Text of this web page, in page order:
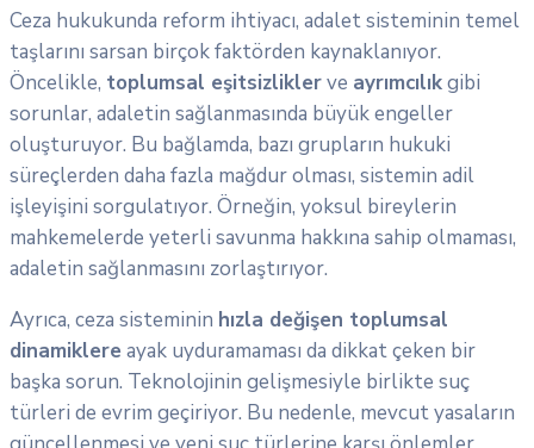
Ceza hukukunda reform ihtiyacı, adalet sisteminin temel
taşlarını sarsan birçok faktörden kaynaklanıyor.
Öncelikle, toplumsal eşitsizliklerve ayrımcılıkgibi
sorunlar, adaletin sağlanmasında büyük engeller
oluşturuyor. Bu bağlamda, bazı grupların hukuki
süreçlerden daha fazla mağdur olması, sistemin adil
işleyişini sorgulatıyor. Örneğin, yoksul bireylerin
mahkemelerde yeterli savunma hakkına sahip olmaması,
adaletin sağlanmasını zorlaştırıyor.
Ayrıca, ceza sisteminin hızla değişen toplumsal
dinamiklere ayak uyduramaması da dikkat çeken bir
başka sorun. Teknolojinin gelişmesiyle birlikte suç
türleri de evrim geçiriyor. Bu nedenle, mevcut yasaların